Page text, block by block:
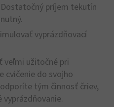
príjem tekutín
vyprázdňovací
veľmi užitočné pri
cvičenie do svojho
tým činnosť čriev,